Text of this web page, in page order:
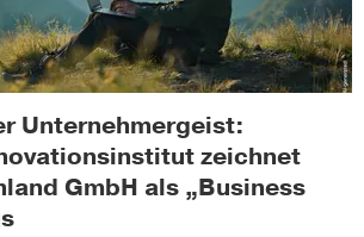
Unternehmergeist:
zeichnet
GmbH als „Business